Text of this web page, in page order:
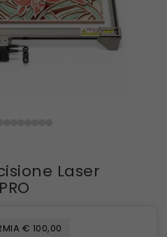
Laser
€ 100,00